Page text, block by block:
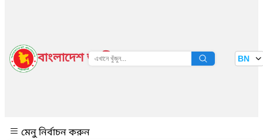
বাংলাদেশ জাতীয় তথ্য বাতায়ন BN
মেনু নির্বাচন করুন